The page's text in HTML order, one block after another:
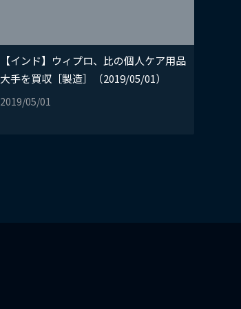
【インド】ウィプロ、比の個人ケア用品
大手を買収［製造］（2019/05/01）
2019/05/01